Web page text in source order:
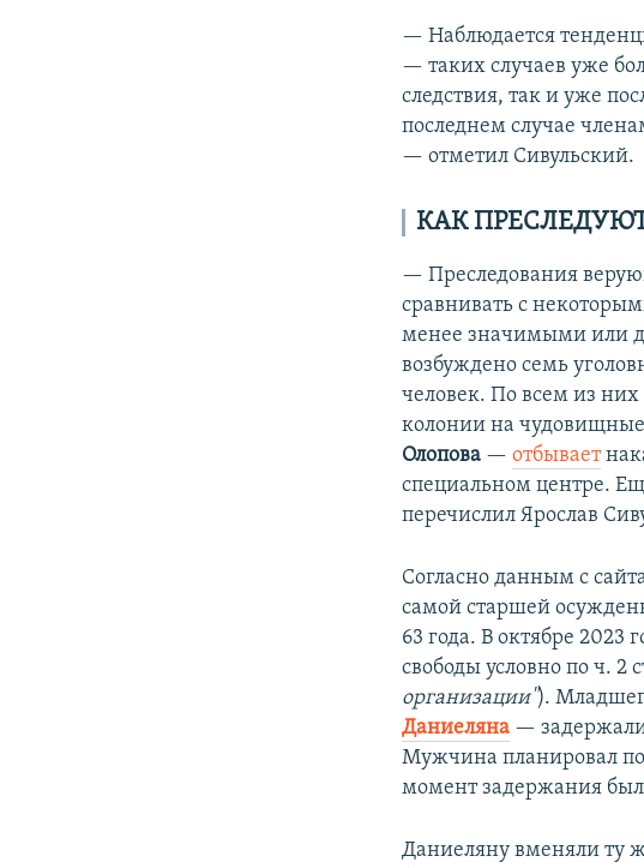
— Наблюдается
— таких случаев уже
следствия, так и уже
последнем случае
— отметил Сивульский.
КАК
— Преследования
сравнивать с
менее значимыми или
возбуждено семь
человек. По всем из
колонии на
Олопова —отбывает
специальном центре.
перечислил Ярослав
Согласно данным с
самой старшей
63 года. В октябре
свободы условно по ч. 2
организации").
Даниеляна — задержали
Мужчина планировал
момент задержания
Даниеляну вменяли ту